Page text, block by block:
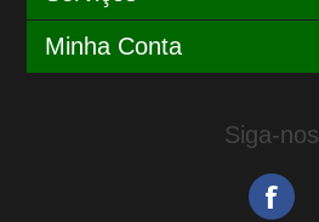
Minha Conta
Siga-nos